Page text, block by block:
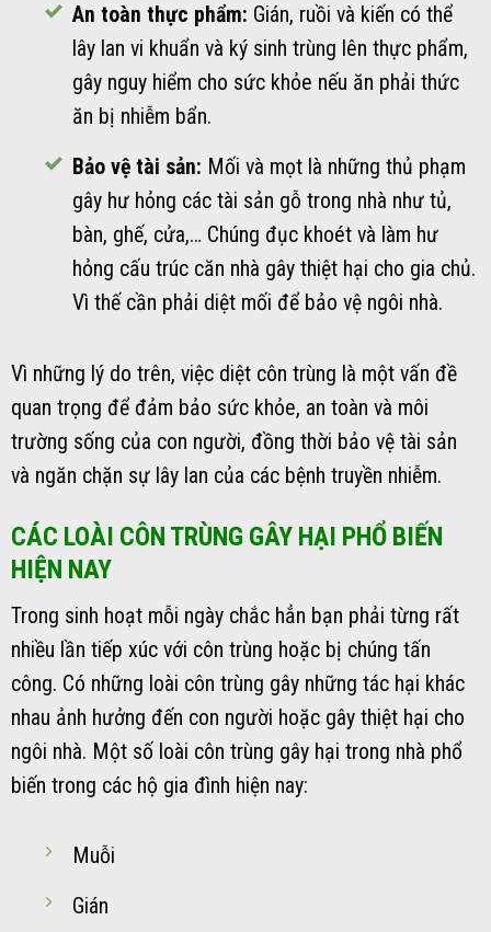
An toàn thực phẩm: Gián, ruồi và kiến có thể
lây lan vi khuẩn và ký sinh trùng lên thực phẩm,
gây nguy hiểm cho sức khỏe nếu ăn phải thức
ăn bị nhiễm bẩn.
Bảo vệ tài sản: Mối và mọt là những thủ phạm
gây hư hỏng các tài sản gỗ trong nhà như tủ,
bàn, ghế, cửa,… Chúng đục khoét và làm hư
hỏng cấu trúc căn nhà gây thiệt hại cho gia chủ.
Vì thế cần phải diệt mối để bảo vệ ngôi nhà.
Vì những lý do trên, việc diệt côn trùng là một vấn đề
quan trọng để đảm bảo sức khỏe, an toàn và môi
trường sống của con người, đồng thời bảo vệ tài sản
và ngăn chặn sự lây lan của các bệnh truyền nhiễm.
CÁC LOÀI CÔN TRÙNG GÂY HẠI PHỔ BIẾN
HIỆN NAY
Trong sinh hoạt mỗi ngày chắc hẳn bạn phải từng rất
nhiều lần tiếp xúc với côn trùng hoặc bị chúng tấn
công. Có những loài côn trùng gây những tác hại khác
nhau ảnh hưởng đến con người hoặc gây thiệt hại cho
ngôi nhà. Một số loài côn trùng gây hại trong nhà phổ
biến trong các hộ gia đình hiện nay:
Muỗi
Gián